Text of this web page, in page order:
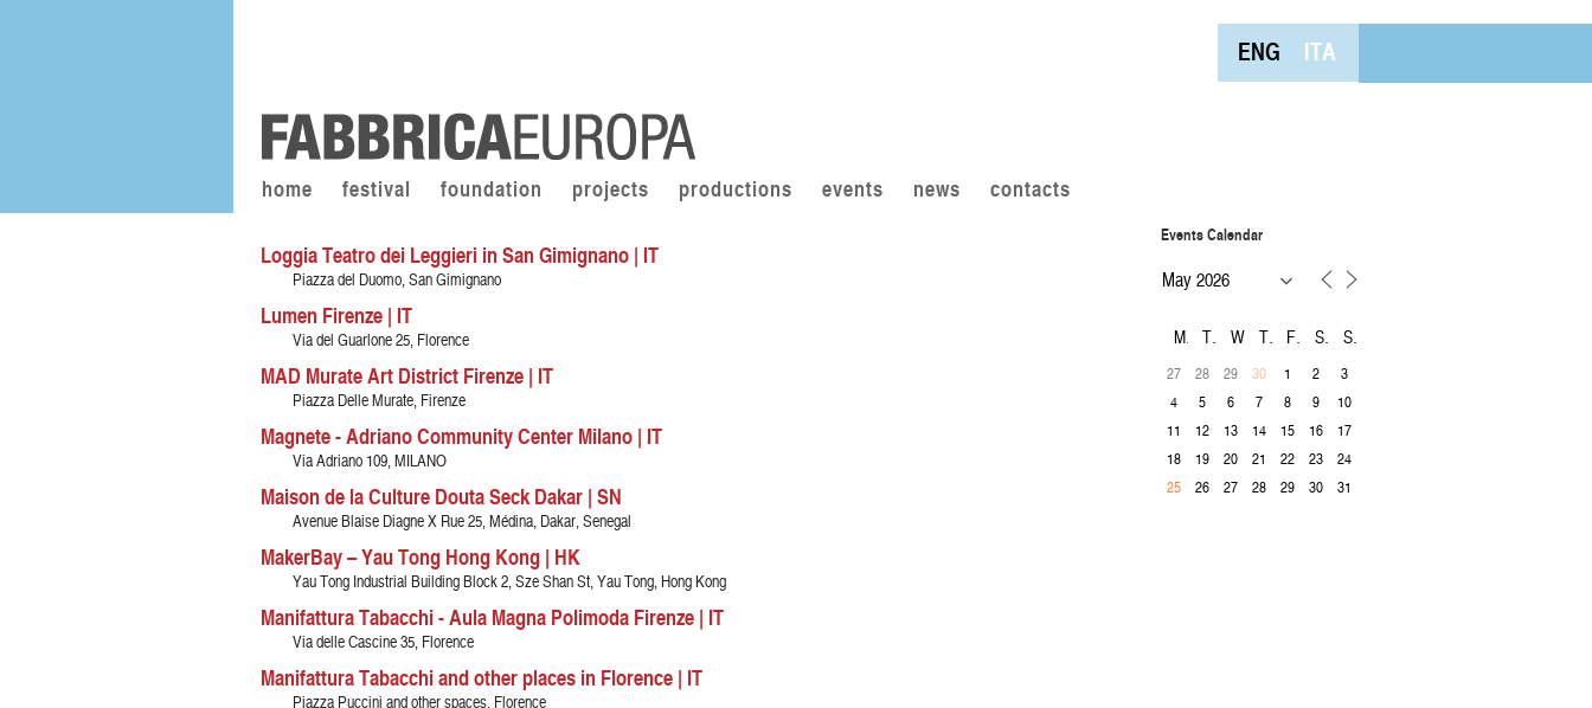
ENG ITA
home festival foundation projects productions events news contacts
Loggia Teatro dei Leggieri in San Gimignano | IT
Piazza del Duomo, San Gimignano
Lumen Firenze | IT
Via del Guarlone 25, Florence
MAD Murate Art District Firenze | IT
Piazza Delle Murate, Firenze
Magnete - Adriano Community Center Milano | IT
Via Adriano 109, MILANO
Maison de la Culture Douta Seck Dakar | SN
Avenue Blaise Diagne X Rue 25, Médina, Dakar, Senegal
MakerBay – Yau Tong Hong Kong | HK
Yau Tong Industrial Building Block 2, Sze Shan St, Yau Tong, Hong Kong
Manifattura Tabacchi - Aula Magna Polimoda Firenze | IT
Via delle Cascine 35, Florence
Manifattura Tabacchi and other places in Florence | IT
Piazza Puccini and other spaces, Florence
Events Calendar
M T W T F S S
27 28 29 30 1 2
3
4
5 6 7 8 9
10
11
12 13 14 15 16
17
18
19 20 21 22 23
24
25
26 27 28 29 30 31